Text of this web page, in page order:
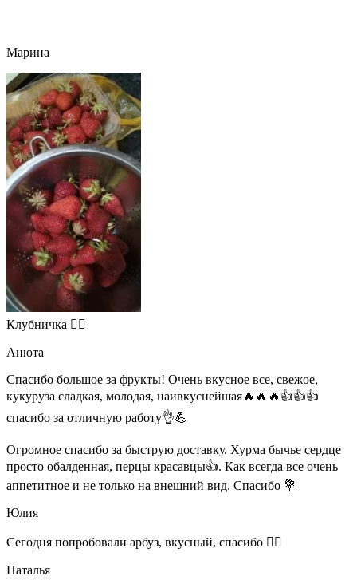
Марина
Клубничка 👍🏻
Анюта
Спасибо большое за фрукты! Очень вкусное все, свежое,
кукуруза сладкая, молодая, наивкуснейшая🔥🔥🔥👍👍👍
спасибо за отличную работу👌💪
Огромное спасибо за быструю доставку. Хурма бычье сердце
просто обалденная, перцы красавцы👍. Как всегда все очень
аппетитное и не только на внешний вид. Спасибо 💐
Юлия
Сегодня попробовали арбуз, вкусный, спасибо 👍🏻
Наталья